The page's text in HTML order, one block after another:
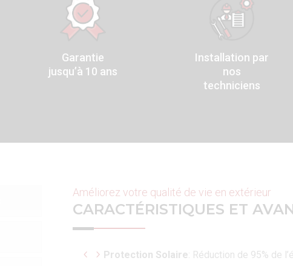
Garantie
jusqu’à 10 ans
Installation par
nos
techniciens
Améliorez votre qualité de vie en extérieur
CARACTÉRISTIQUES ET
Protection Solaire: Réduction de 95% de